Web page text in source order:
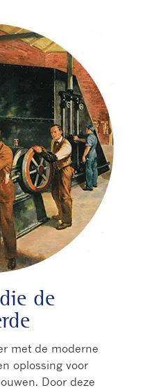
de
met de moderne
oplossing voor
Door deze